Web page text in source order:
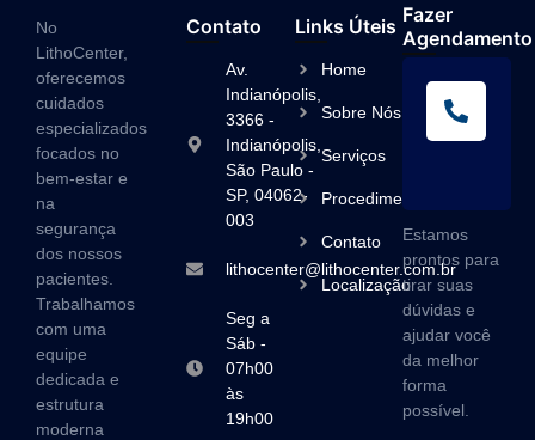
No
LithoCenter,
oferecemos
cuidados
especializados
focados no
bem-estar e
na
segurança
dos nossos
pacientes.
Trabalhamos
com uma
equipe
dedicada e
estrutura
moderna
Contato
Av.
Indianópolis,
3366 -
Indianópolis,
São Paulo -
SP, 04062-
003
lithocenter@lithocenter.com.br
Seg a
Sáb -
07h00
às
19h00
Links Úteis
Home
Sobre Nós
Serviços
Procedimentos
Contato
Localização
Fazer
Agendamento
Estamos
prontos para
tirar suas
dúvidas e
ajudar você
da melhor
forma
possível.